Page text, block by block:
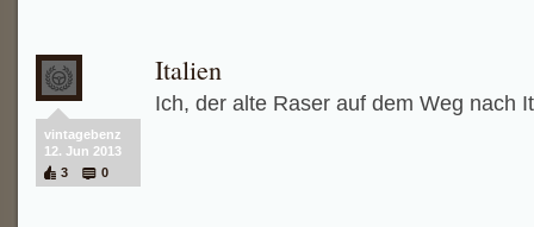
vintagebenz
12. Jun 2013
3
0
Italien
Ich, der alte Raser auf dem Weg nach